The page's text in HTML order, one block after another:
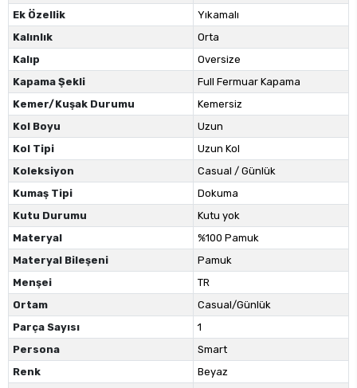
Ek Özellik
Yıkamalı
Kalınlık
Orta
Kalıp
Oversize
Kapama Şekli
Full Fermuar Kapama
Kemer/Kuşak Durumu
Kemersiz
Kol Boyu
Uzun
Kol Tipi
Uzun Kol
Koleksiyon
Casual / Günlük
Kumaş Tipi
Dokuma
Kutu Durumu
Kutu yok
Materyal
%100 Pamuk
Materyal Bileşeni
Pamuk
Menşei
TR
Ortam
Casual/Günlük
Parça Sayısı
1
Persona
Smart
Renk
Beyaz